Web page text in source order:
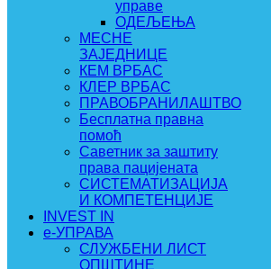
управе
ОДЕЉЕЊА
МЕСНЕ
ЗАЈЕДНИЦЕ
КЕМ ВРБАС
КЛЕР ВРБАС
ПРАВОБРАНИЛАШТВО
Бесплатна правна
помоћ
Саветник за заштиту
права пацијената
СИСТЕМАТИЗАЦИЈА
И КОМПЕТЕНЦИЈЕ
INVEST IN
e-УПРАВА
СЛУЖБЕНИ ЛИСТ
ОПШТИНЕ